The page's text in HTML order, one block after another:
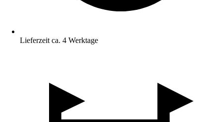
Lieferzeit ca. 4 Werktage